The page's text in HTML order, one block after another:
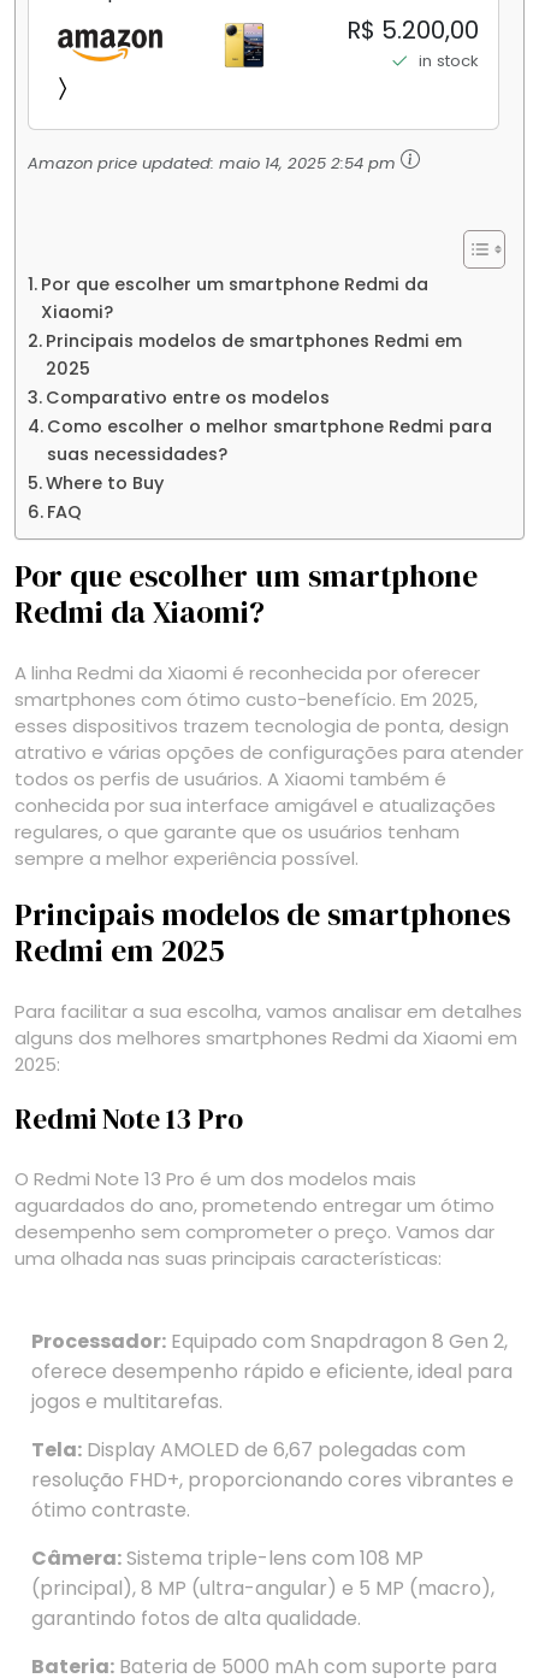
256GB/16+512GB Processador Snapdragon 8
Elite Top de Linha Chip VisionBoost D7 para
Jogos Pesados Tela Flow AMOLED 2K...
R$ 5.200,00
in stock
Amazon price updated: maio 14, 2025 2:54 pm
Por que escolher um smartphone Redmi da
Xiaomi?
Principais modelos de smartphones Redmi em
2025
Comparativo entre os modelos
Como escolher o melhor smartphone Redmi para
suas necessidades?
Where to Buy
FAQ
Por que escolher um smartphone
Redmi da Xiaomi?
A linha Redmi da Xiaomi é reconhecida por oferecer
smartphones com ótimo custo-benefício. Em 2025,
esses dispositivos trazem tecnologia de ponta, design
atrativo e várias opções de configurações para atender
todos os perfis de usuários. A Xiaomi também é
conhecida por sua interface amigável e atualizações
regulares, o que garante que os usuários tenham
sempre a melhor experiência possível.
Principais modelos de smartphones
Redmi em 2025
Para facilitar a sua escolha, vamos analisar em detalhes
alguns dos melhores smartphones Redmi da Xiaomi em
2025:
Redmi Note 13 Pro
O Redmi Note 13 Pro é um dos modelos mais
aguardados do ano, prometendo entregar um ótimo
desempenho sem comprometer o preço. Vamos dar
uma olhada nas suas principais características:
Processador: Equipado com Snapdragon 8 Gen 2,
oferece desempenho rápido e eficiente, ideal para
jogos e multitarefas.
Tela: Display AMOLED de 6,67 polegadas com
resolução FHD+, proporcionando cores vibrantes e
ótimo contraste.
Câmera:Sistema triple-lens com 108 MP
(principal), 8 MP (ultra-angular) e 5 MP (macro),
garantindo fotos de alta qualidade.
Bateria: Bateria de 5000 mAh com suporte para